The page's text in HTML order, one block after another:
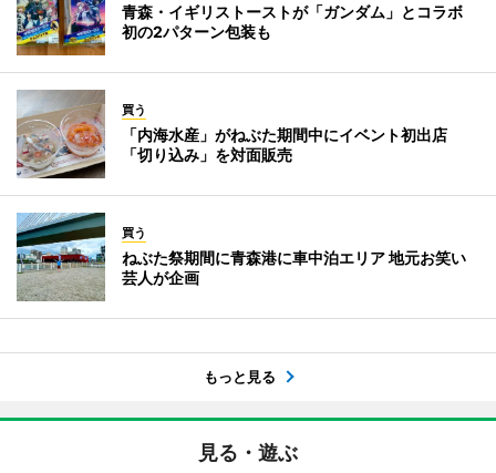
青森・イギリストーストが「ガンダム」とコラボ
初の2パターン包装も
買う
「内海水産」がねぶた期間中にイベント初出店
「切り込み」を対面販売
買う
ねぶた祭期間に青森港に車中泊エリア 地元お笑い
芸人が企画
もっと見る
見る・遊ぶ